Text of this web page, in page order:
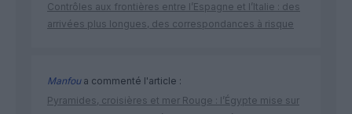
Contrôles aux frontières entre l’Espagne et l’Italie : des
arrivées plus longues, des correspondances à risque
Manfoua commenté l'article :
Pyramides, croisières et mer Rouge : l’Égypte mise sur